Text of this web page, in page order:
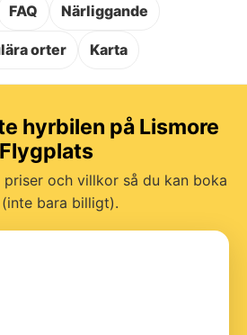
FAQ Närliggande
orter Karta
hyrbilen på Lismore
Flygplats
och villkor så du kan boka
bara billigt).